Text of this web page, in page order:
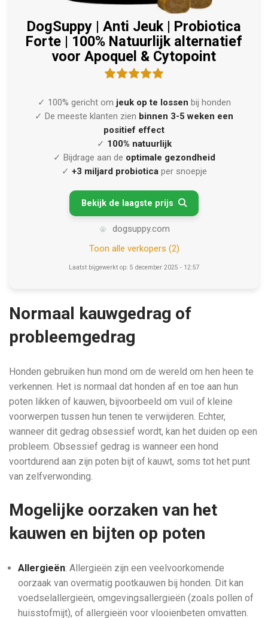
DogSuppy | Anti Jeuk | Probiotica
Forte | 100% Natuurlijk alternatief
voor Apoquel & Cytopoint
✓ 100% gericht om jeuk op te lossen bij honden
✓ De meeste klanten zien binnen 3-5 weken een
positief effect
✓ 100% natuurlijk
✓ Bijdrage aan de optimale gezondheid
✓ +3 miljard probiotica per snoepje
Bekijk de laagste prijs 
dogsuppy.com
Toon alle verkopers (2)
Laatst bijgewerkt op: 5 december 2025 - 12:57
Normaal kauwgedrag of
probleemgedrag
Honden gebruiken hun mond om de wereld om hen heen te
verkennen. Het is normaal dat honden af en toe aan hun
poten likken of kauwen, bijvoorbeeld om vuil of kleine
voorwerpen tussen hun tenen te verwijderen. Echter,
wanneer dit gedrag obsessief wordt, kan het duiden op een
probleem. Obsessief gedrag is wanneer een hond
voortdurend aan zijn poten bijt of kauwt, soms tot het punt
van zelfverwonding.
Mogelijke oorzaken van het
kauwen en bijten op poten
Allergieën: Allergieën zijn een veelvoorkomende
oorzaak van overmatig pootkauwen bij honden. Dit kan
voedselallergieën, omgevingsallergieën (zoals pollen of
huisstofmijt), of allergieën voor vlooienbeten omvatten.